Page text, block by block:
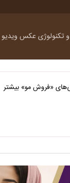
تکنولوژی عکس ویدیو
«فروش مو» بیشتر